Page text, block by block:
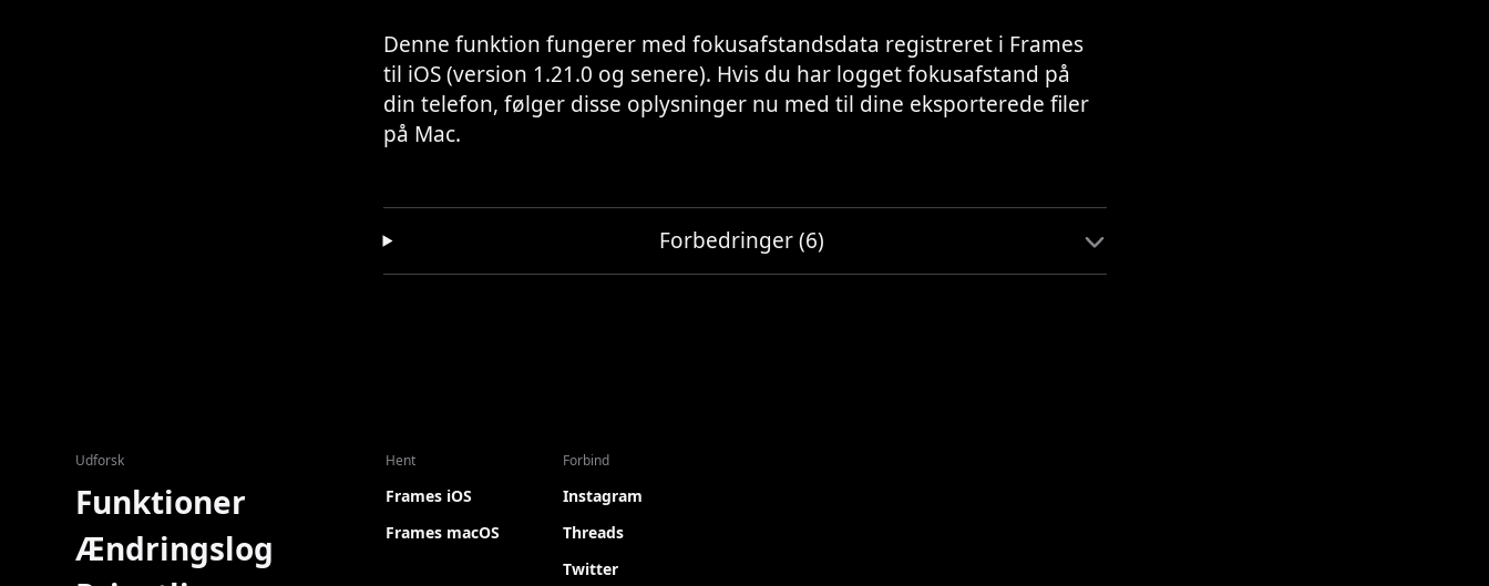
Denne funktion fungerer med fokusafstandsdata registreret i Frames
til iOS (version 1.21.0 og senere). Hvis du har logget fokusafstand på
din telefon, følger disse oplysninger nu med til dine eksporterede filer
på Mac.
Forbedringer (6)
Udforsk
Funktioner
Ændringslog
Hent
Frames iOS
Frames macOS
Forbind
Instagram
Threads
Twitter